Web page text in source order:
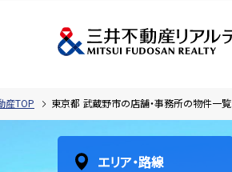
産TOP 東京都 武蔵野市の店舗・事務所の物件一覧
エリア・路線